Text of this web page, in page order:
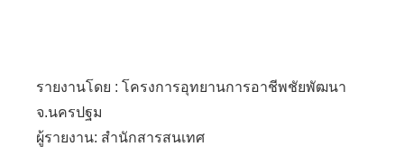
รายงานโดย : โครงการอุทยานการอาชีพชัยพัฒนา
จ.นครปฐม
ผู้รายงาน: สำนักสารสนเทศ